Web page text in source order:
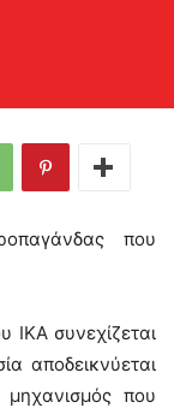
που
συνεχίζεται
αποδεικνύεται
μηχανισμός που